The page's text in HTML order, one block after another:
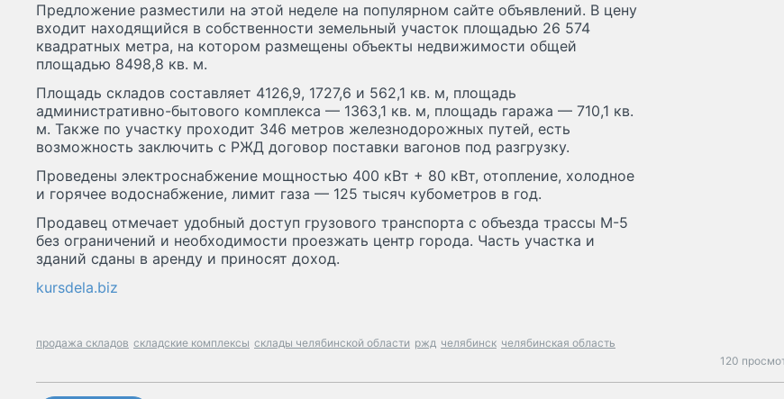
Предложение разместили на этой неделе на популярном сайте объявлений. В цену
входит находящийся в собственности земельный участок площадью 26 574
квадратных метра, на котором размещены объекты недвижимости общей
площадью 8498,8 кв. м.
Площадь складов составляет 4126,9, 1727,6 и 562,1 кв. м, площадь
административно-бытового комплекса — 1363,1 кв. м, площадь гаража — 710,1 кв.
м. Также по участку проходит 346 метров железнодорожных путей, есть
возможность заключить с РЖД договор поставки вагонов под разгрузку.
Проведены электроснабжение мощностью 400 кВт + 80 кВт, отопление, холодное
и горячее водоснабжение, лимит газа — 125 тысяч кубометров в год.
Продавец отмечает удобный доступ грузового транспорта с объезда трассы М-5
без ограничений и необходимости проезжать центр города. Часть участка и
зданий сданы в аренду и приносят доход.
kursdela.biz
продажа складов складские комплексы склады челябинской области ржд челябинск челябинская область
120